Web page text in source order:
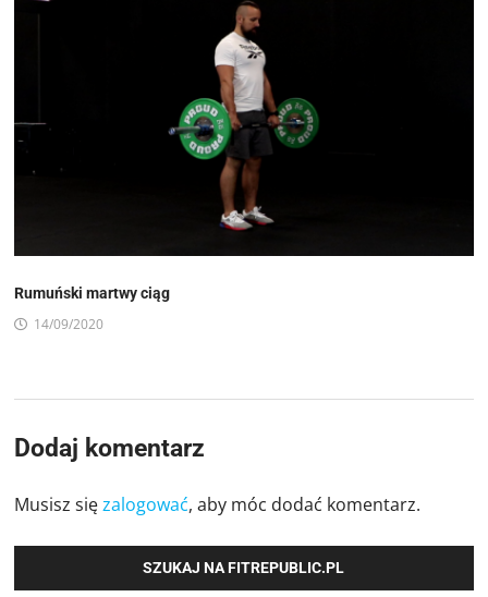
Rumuński martwy ciąg
14/09/2020
Dodaj komentarz
Musisz sięzalogować, aby móc dodać komentarz.
SZUKAJ NA FITREPUBLIC.PL